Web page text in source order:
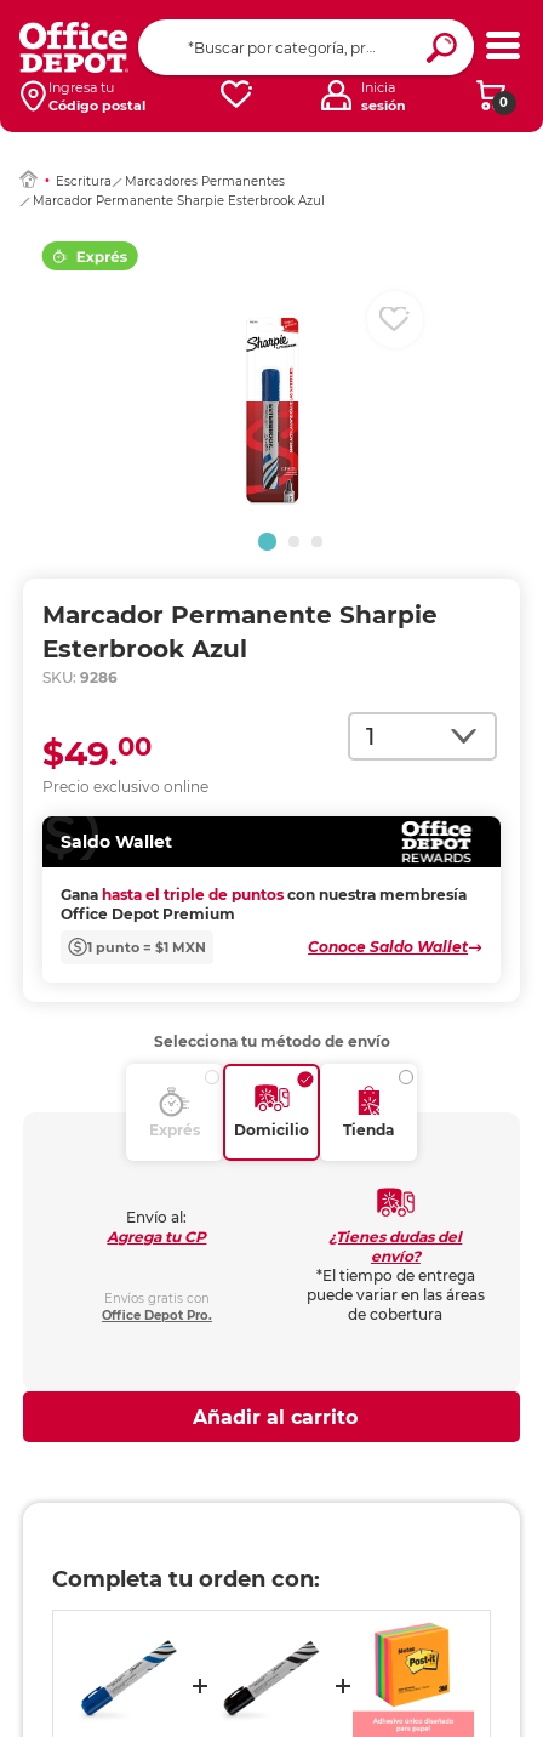
Ingresa tu
Código postal
0
Inicia
sesión
Escritura
Marcadores Permanentes
Marcador Permanente Sharpie Esterbrook Azul
Marcador Permanente Sharpie
Esterbrook Azul
SKU: 9286
Cantidad
Precio exclusivo online
$49.00
Saldo Wallet
Gana hasta el triple de puntos con nuestra membresía
Office Depot Premium
1 punto = $1 MXN Conoce Saldo Wallet
Ingresar Codigo
Selecciona tu método de envío
Exprés Domicilio Tienda
Envío al:
Agrega tu CP
Envíos gratis con
Office Depot Pro.
¿Tienes dudas del
envío?
*El tiempo de entrega
puede variar en las áreas
de cobertura
Añadir al carrito
Completa tu orden con: